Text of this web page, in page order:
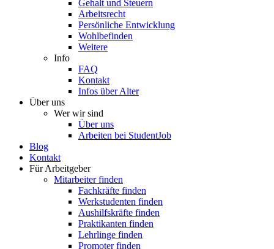
Gehalt und Steuern
Arbeitsrecht
Persönliche Entwicklung
Wohlbefinden
Weitere
Info
FAQ
Kontakt
Infos über Alter
Über uns
Wer wir sind
Über uns
Arbeiten bei StudentJob
Blog
Kontakt
Für Arbeitgeber
Mitarbeiter finden
Fachkräfte finden
Werkstudenten finden
Aushilfskräfte finden
Praktikanten finden
Lehrlinge finden
Promoter finden